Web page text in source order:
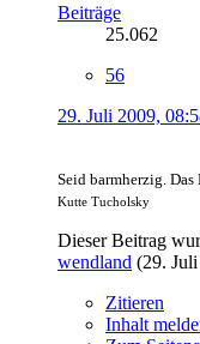
Beiträge
25.062
56
29. Juli 2009,
Seid barmherzig.
Kutte Tucholsky
Dieser Beitrag
wendland (29.
Zitieren
Inhalt